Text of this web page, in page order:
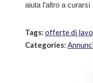
aiuta l’altro a curarsi
Tags: offerte di
Categories: